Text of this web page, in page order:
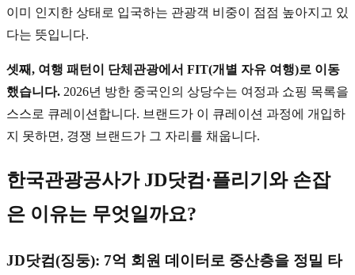
이미 인지한 상태로 입국하는 관광객 비중이 점점 높아지고 있
다는 뜻입니다.
셋째, 여행 패턴이 단체관광에서 FIT(개별 자유 여행)로 이동
했습니다. 2026년 방한 중국인의 상당수는 여정과 쇼핑 목록을
스스로 큐레이션합니다. 브랜드가 이 큐레이션 과정에 개입하
지 못하면, 경쟁 브랜드가 그 자리를 채웁니다.
한국관광공사가 JD닷컴·플리기와 손잡
은 이유는 무엇일까요?
JD닷컴(징둥): 7억 회원 데이터로 중산층을 정밀 타